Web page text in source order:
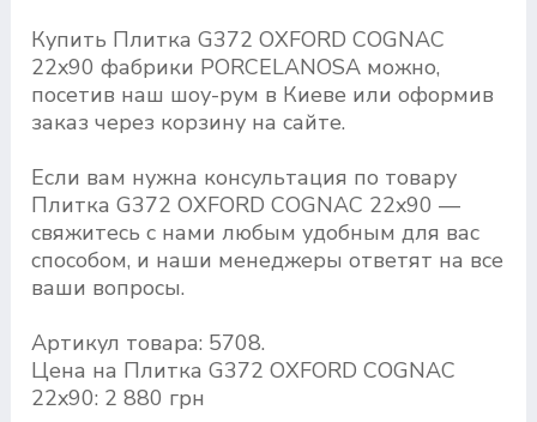
Купить Плитка G372 OXFORD COGNAC
22x90 фабрики PORCELANOSA можно,
посетив наш шоу-рум в Киеве или оформив
заказ через корзину на сайте.
Если вам нужна консультация по товару
Плитка G372 OXFORD COGNAC 22x90 —
свяжитесь с нами любым удобным для вас
способом, и наши менеджеры ответят на все
ваши вопросы.
Артикул товара: 5708.
Цена на Плитка G372 OXFORD COGNAC
22x90: 2 880 грн